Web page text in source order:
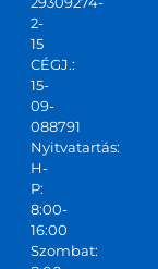
2-
15
CÉGJ.:
15-
09-
088791
Nyitvatartás:
H-
P:
8:00-
16:00
Szombat: